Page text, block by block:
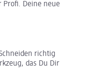
Profi. Deine neue
richtig
das Du Dir